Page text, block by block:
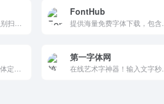
FontHub
第一字体网
在线艺术字神器！输入文字秒转书法/国潮/像素/电影字体，字号颜色背景一键调。数百风格免费生成高清图，手机长按保存超方便。海报标题、PPT美化3秒出片，设计师学生必备，告别字体安装！